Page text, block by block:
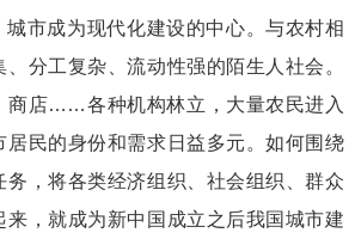
城市成为现代化建设的中心。与农村相
分工复杂、流动性强的陌生人社会。
商店……各种机构林立，大量农民进入
居民的身份和需求日益多元。如何围绕
务，将各类经济组织、社会组织、群众
来，就成为新中国成立之后我国城市建